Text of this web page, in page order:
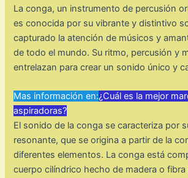
La conga, un instrumento de percusión
es conocida por su vibrante y distintivo
capturado la atención de músicos y
de todo el mundo. Su ritmo, percusión y
entrelazan para crear un sonido único y
Mas información en:¿Cuál es la mejor
aspiradoras?
El sonido de la conga se caracteriza por
resonante, que se origina a partir de la
diferentes elementos. La conga está
cuerpo cilíndrico hecho de madera o